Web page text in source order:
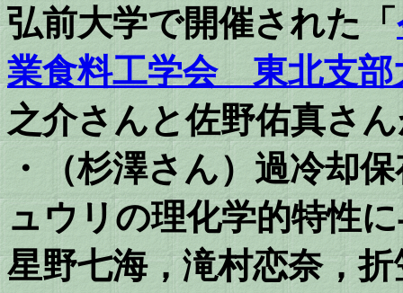
弘前大学で開催された「
業食料工学会 東北支部
之介さんと佐野佑真さ
・（杉澤さん）過冷却
ュウリの理化学的特性
星野七海，滝村恋奈，